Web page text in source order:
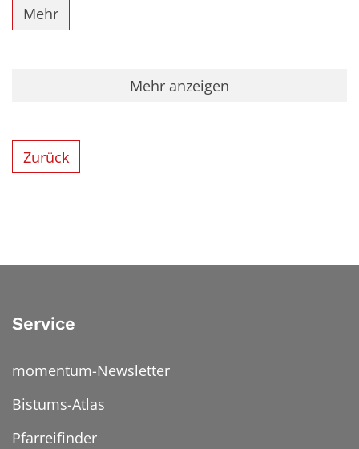
Mehr
Mehr anzeigen
Zurück
Service
momentum-Newsletter
Bistums-Atlas
Pfarreifinder